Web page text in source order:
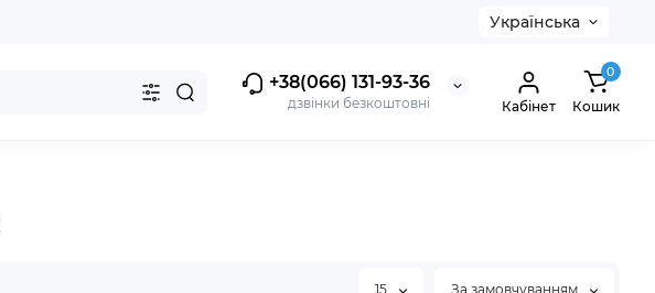
Українська
+38(066) 131-93-36
дзвінки безкоштовні Кабінет
0
Кошик
15 За замовчуванням